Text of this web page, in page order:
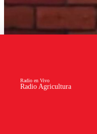
Radio Agricultura
Radio en Vivo